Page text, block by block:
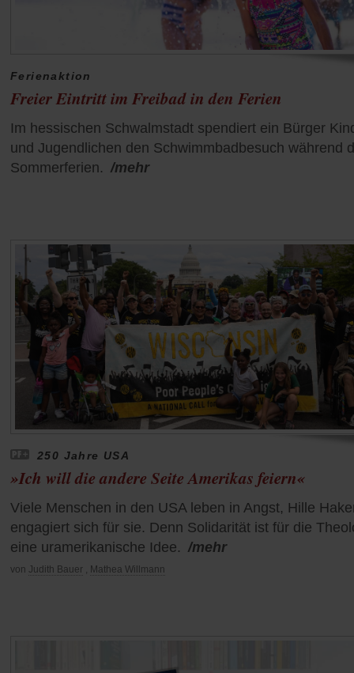
Ferienaktion
Freier Eintritt im Freibad in den Ferien
Im hessischen Schwalmstadt spendiert ein Bürger
und Jugendlichen den Schwimmbadbesuch während
Sommerferien. /mehr
250 Jahre USA
»Ich will die andere Seite Amerikas feiern«
Viele Menschen in den USA leben in Angst, Hille
engagiert sich für sie. Denn Solidarität ist für die
eine uramerikanische Idee. /mehr
von Judith Bauer , Mathea Willmann